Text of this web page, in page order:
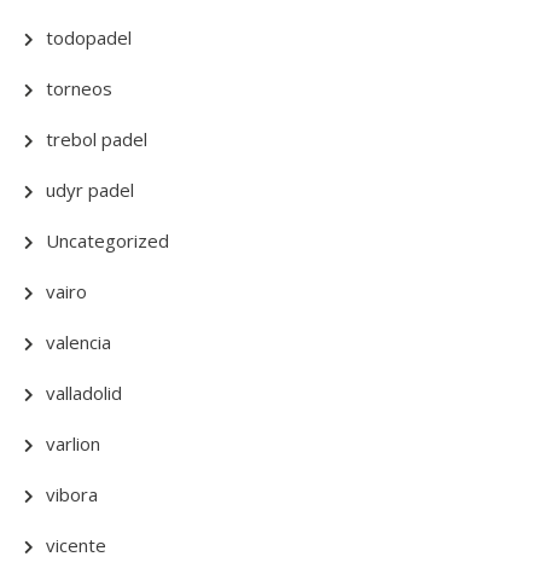
todopadel
torneos
trebol padel
udyr padel
Uncategorized
vairo
valencia
valladolid
varlion
vibora
vicente